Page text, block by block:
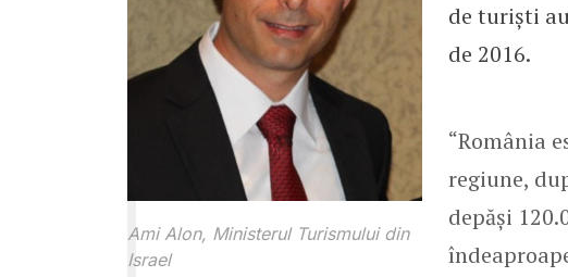
Ami Alon, Ministerul Turismului din
Israel
de turiști
de 2016.
“România
regiune,
depăși